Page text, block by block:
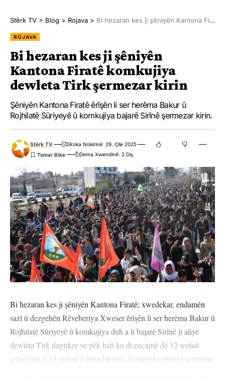
Stêrk TV > Blog > Rojava > Bi hezaran kes ji şêniyên Kantona Firatê komkujiya dewleta Tirk şermezar kirin
ROJAVA
Bi hezaran kes ji şêniyên
Kantona Firatê komkujiya
dewleta Tirk şermezar kirin
Şêniyên Kantona Firatê êrîşên li ser herêma Bakur û
Rojhilatê Sûriyeyê û komkujiya bajarê Sirînê şermezar kirin.
Stêrk TV
Dîroka Nûkirinê: 29. Çile 2025
Dema Xwendinê: 2 Dq.
Bi hezaran kes ji şêniyên Kantona Firatê; xwedekar, endamên
sazî û dezgehên Rêveberiya Xweser êrîşên li ser herêma Bakur û
Rojhilatê Sûriyeyê û komkujiya duh a li bajarê Sirînê ji aliyê
dewleta Tirk dagirker ve pêk hatî ku di encamê de 12 welatî
şehîd bûn û 13 welatî jî birîndar bûn, bi meşeke girseyî şermezar